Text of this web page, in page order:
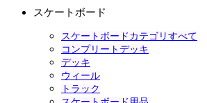
スケートボード
スケートボードカテゴリすべて
コンプリートデッキ
デッキ
ウィール
トラック